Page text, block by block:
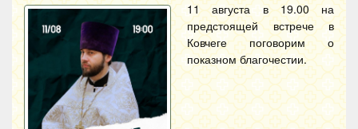
11 августа в 19.00 на
предстоящей встрече в
Ковчеге поговорим о
показном благочестии.